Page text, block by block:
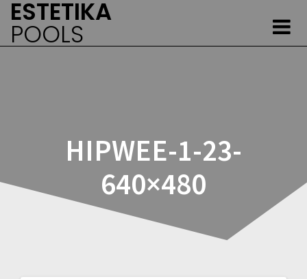
ESTETIKA
POOLS
HIPWEE-1-23-
640×480